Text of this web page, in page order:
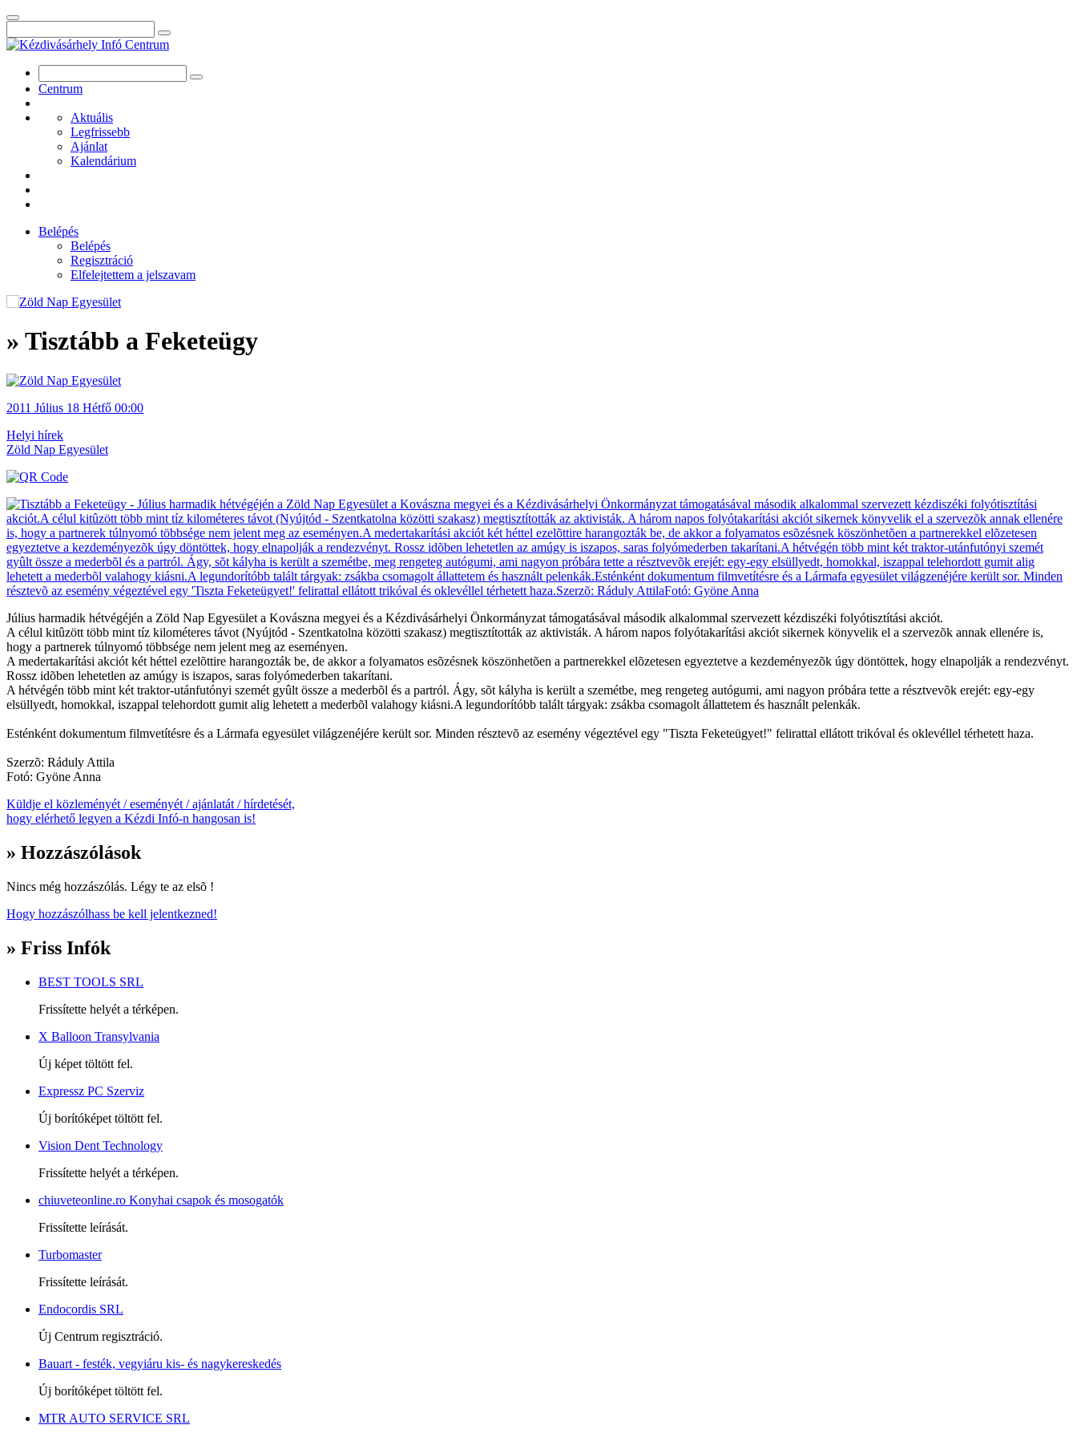
Centrum
Aktuális
Legfrissebb
Ajánlat
Kalendárium
Belépés
Belépés
Regisztráció
Elfelejtettem a jelszavam
» Tisztább a Feketeügy
2011 Július 18 Hétfő 00:00
Helyi hírek
Zöld Nap Egyesület
Július harmadik hétvégéjén a Zöld Nap Egyesület a Kovászna megyei és a Kézdivásárhelyi Önkormányzat támogatásával második alkalommal szervezett kézdiszéki folyótisztítási akciót.
A célul kitûzött több mint tíz kilométeres távot (Nyújtód - Szentkatolna közötti szakasz) megtisztították az aktivisták. A három napos folyótakarítási akciót sikernek könyvelik el a szervezõk annak ellenére is,
hogy a partnerek túlnyomó többsége nem jelent meg az eseményen.
A medertakarítási akciót két héttel ezelõttire harangozták be, de akkor a folyamatos esõzésnek köszönhetõen a partnerekkel elõzetesen egyeztetve a kezdeményezõk úgy döntöttek, hogy elnapolják a rendezvényt.
Rossz idõben lehetetlen az amúgy is iszapos, saras folyómederben takarítani.
A hétvégén több mint két traktor-utánfutónyi szemét gyûlt össze a mederbõl és a partról. Ágy, sõt kályha is került a szemétbe, meg rengeteg autógumi, ami nagyon próbára tette a résztvevõk erejét: egy-egy
elsüllyedt, homokkal, iszappal telehordott gumit alig lehetett a mederbõl valahogy kiásni.A legundorítóbb talált tárgyak: zsákba csomagolt állattetem és használt pelenkák.
Esténként dokumentum filmvetítésre és a Lármafa egyesület világzenéjére került sor. Minden résztevõ az esemény végeztével egy "Tiszta Feketeügyet!" felirattal ellátott trikóval és oklevéllel térhetett haza.
Szerzõ: Ráduly Attila
Fotó: Gyöne Anna
Küldje el közleményét / eseményét / ajánlatát / hírdetését,
hogy elérhető legyen a Kézdi Infó-n hangosan is!
» Hozzászólások
Nincs még hozzászólás. Légy te az elsõ !
Hogy hozzászólhass be kell jelentkezned!
» Friss Infók
BEST TOOLS SRL
Frissítette helyét a térképen.
X Balloon Transylvania
Új képet töltött fel.
Expressz PC Szerviz
Új borítóképet töltött fel.
Vision Dent Technology
Frissítette helyét a térképen.
chiuveteonline.ro Konyhai csapok és mosogatók
Frissítette leírását.
Turbomaster
Frissítette leírását.
Endocordis SRL
Új Centrum regisztráció.
Bauart - festék, vegyiáru kis- és nagykereskedés
Új borítóképet töltött fel.
MTR AUTO SERVICE SRL